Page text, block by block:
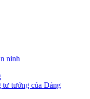
ninh
tư tưởng của Đảng